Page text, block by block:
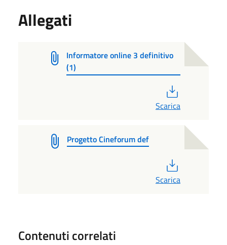
Allegati
Informatore online 3 definitivo
(1)
Scarica
Progetto Cineforum def
Scarica
Contenuti correlati